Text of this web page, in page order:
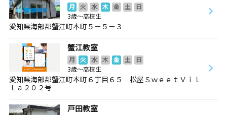
月 火 水 木 金 土
日
3歳～高校生
愛知県海部郡蟹江町本町５－５－３
蟹江教室
月 火 水 木 金 土
日
3歳～高校生
愛知県海部郡蟹江町本町６丁目６５ 松屋ＳｗｅｅｔＶｉｌ
ｌａ２０２号
戸田教室